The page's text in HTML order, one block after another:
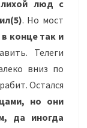
лихой люд с
. Но мост
конце так и
Телеги
вниз по
Остался
но они
да иногда